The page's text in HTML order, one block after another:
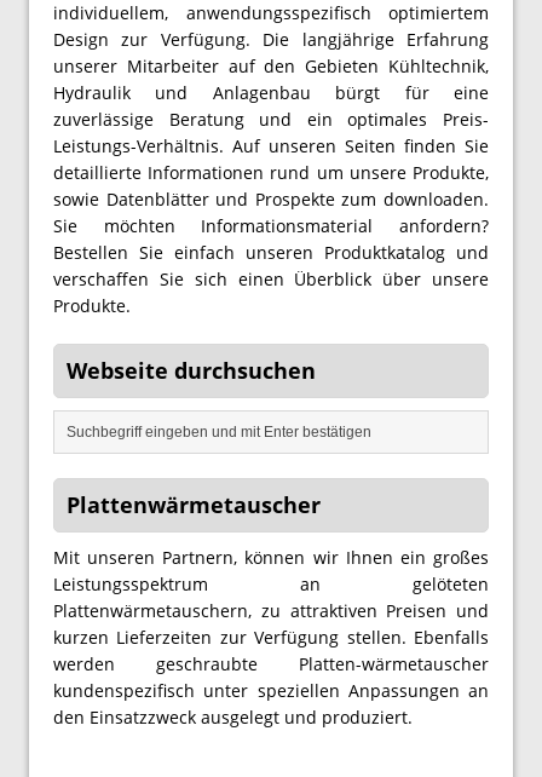
individuellem, anwendungsspezifisch optimiertem
Design zur Verfügung. Die langjährige Erfahrung
unserer Mitarbeiter auf den Gebieten Kühltechnik,
Hydraulik und Anlagenbau bürgt für eine
zuverlässige Beratung und ein optimales Preis-
Leistungs-Verhältnis. Auf unseren Seiten finden Sie
detaillierte Informationen rund um unsere Produkte,
sowie Datenblätter und Prospekte zum downloaden.
Sie möchten Informationsmaterial anfordern?
Bestellen Sie einfach unseren Produktkatalog und
verschaffen Sie sich einen Überblick über unsere
Produkte.
Webseite durchsuchen
Plattenwärmetauscher
Mit unseren Partnern, können wir Ihnen ein großes
Leistungsspektrum an gelöteten
Plattenwärmetauschern, zu attraktiven Preisen und
kurzen Lieferzeiten zur Verfügung stellen. Ebenfalls
werden geschraubte Platten-wärmetauscher
kundenspezifisch unter speziellen Anpassungen an
den Einsatzzweck ausgelegt und produziert.